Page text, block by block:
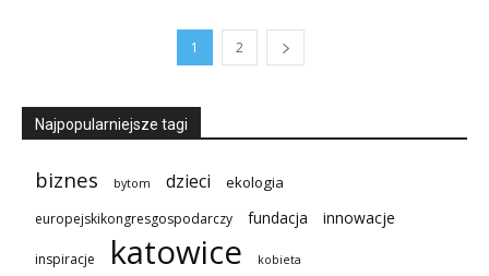
1 2
Najpopularniejsze tagi
biznes bytom dzieci ekologia
europejskikongresgospodarczy fundacja innowacje
inspiracje katowice kobieta